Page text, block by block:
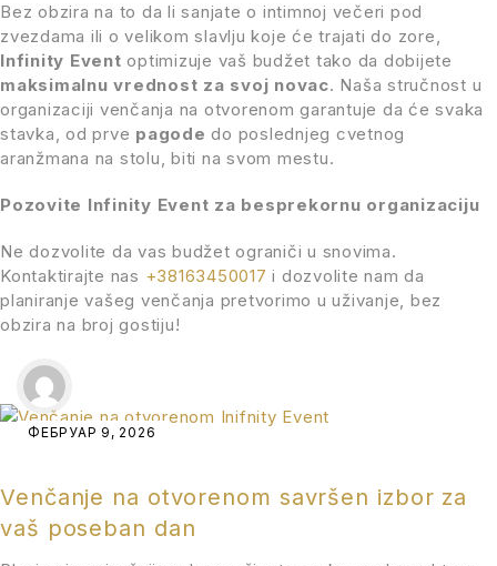
Bez obzira na to da li sanjate o intimnoj večeri pod
zvezdama ili o velikom slavlju koje će trajati do zore,
Infinity Event optimizuje vaš budžet tako da dobijete
maksimalnu vrednost za svoj novac. Naša stručnost u
organizaciji venčanja na otvorenom garantuje da će svaka
stavka, od prve pagode do poslednjeg cvetnog
aranžmana na stolu, biti na svom mestu.
Pozovite Infinity Event za besprekornu organizaciju
Ne dozvolite da vas budžet ograniči u snovima.
Kontaktirajte nas +38163450017 i dozvolite nam da
planiranje vašeg venčanja pretvorimo u uživanje, bez
obzira na broj gostiju!
ФЕБРУАР 9, 2026
Venčanje na otvorenom savršen izbor za
vaš poseban dan